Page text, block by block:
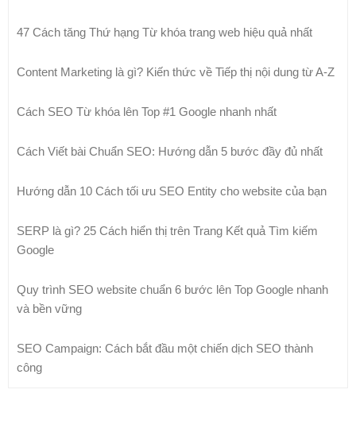
47 Cách tăng Thứ hạng Từ khóa trang web hiệu quả nhất
Content Marketing là gì? Kiến thức về Tiếp thị nội dung từ A-Z
Cách SEO Từ khóa lên Top #1 Google nhanh nhất
Cách Viết bài Chuẩn SEO: Hướng dẫn 5 bước đầy đủ nhất
Hướng dẫn 10 Cách tối ưu SEO Entity cho website của bạn
SERP là gì? 25 Cách hiển thị trên Trang Kết quả Tìm kiếm
Google
Quy trình SEO website chuẩn 6 bước lên Top Google nhanh
và bền vững
SEO Campaign: Cách bắt đầu một chiến dịch SEO thành
công